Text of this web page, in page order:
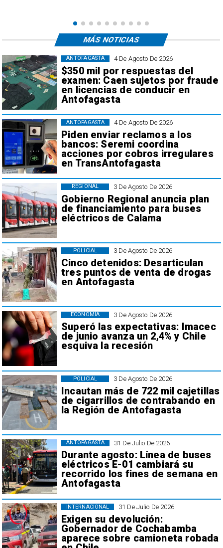
4 De Agosto De 2026
$350 mil por respuestas del
examen: Caen sujetos por fraude
en licencias de conducir en
Antofagasta
ANTOFAGASTA
4 De Agosto De 2026
Piden enviar reclamos a los
bancos: Seremi coordina
acciones por cobros irregulares
en TransAntofagasta
ANTOFAGASTA
3 De Agosto De 2026
Gobierno Regional anuncia plan
de financiamiento para buses
eléctricos de Calama
REGIONAL
3 De Agosto De 2026
Cinco detenidos: Desarticulan
tres puntos de venta de drogas
en Antofagasta
POLICIAL
3 De Agosto De 2026
Superó las expectativas: Imacec
de junio avanza un 2,4% y Chile
esquiva la recesión
ECONOMÍA
3 De Agosto De 2026
Incautan más de 722 mil cajetillas
de cigarrillos de contrabando en
la Región de Antofagasta
POLICIAL
31 De Julio De 2026
Durante agosto: Línea de buses
eléctricos E-01 cambiará su
recorrido los fines de semana en
Antofagasta
ANTOFAGASTA
31 De Julio De 2026
Exigen su devolución:
Gobernador de Cochabamba
aparece sobre camioneta robada
INTERNACIONAL
MÁS NOTICIAS